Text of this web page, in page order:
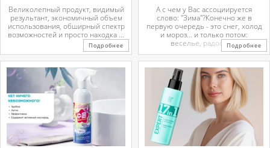
Великолепный продукт, видимый
результант, экономичный объем
использования, обширный спектр
возможностей и просто находка ...
Подробнее
А с чем у Вас ассоциируется
слово: "Зима"?Конечно же в
первую очередь - это снег, холод
и мороз… и только потом:
веселье, радость ...Подробнее